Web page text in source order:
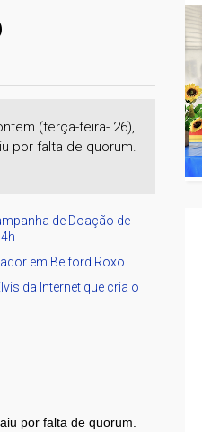
(terça-feira- 26),
por falta de quorum.
de Doação de
em Belford Roxo
da Internet que cria o
por falta de quorum.